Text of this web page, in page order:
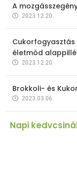
A
2023.12.20.
Cukorfogyasztás
életmód
2023.12.20.
Brokkoli- és
2023.03.06.
Napi